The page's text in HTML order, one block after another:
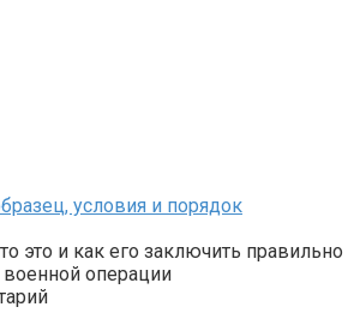
условия и порядок
это и как его заключить правильно
операции